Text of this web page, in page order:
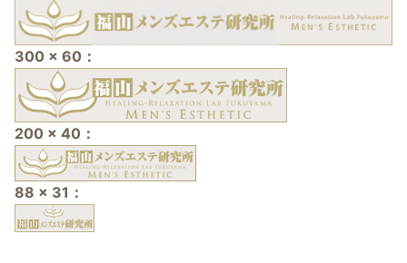
300 x 60：
200 x 40：
88 x 31：